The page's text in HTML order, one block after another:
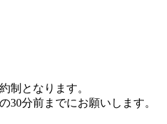
制となります。
30分前までにお願いします。